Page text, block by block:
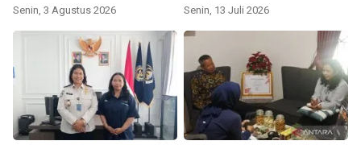
Senin, 3 Agustus 2026 Senin, 13 Juli 2026